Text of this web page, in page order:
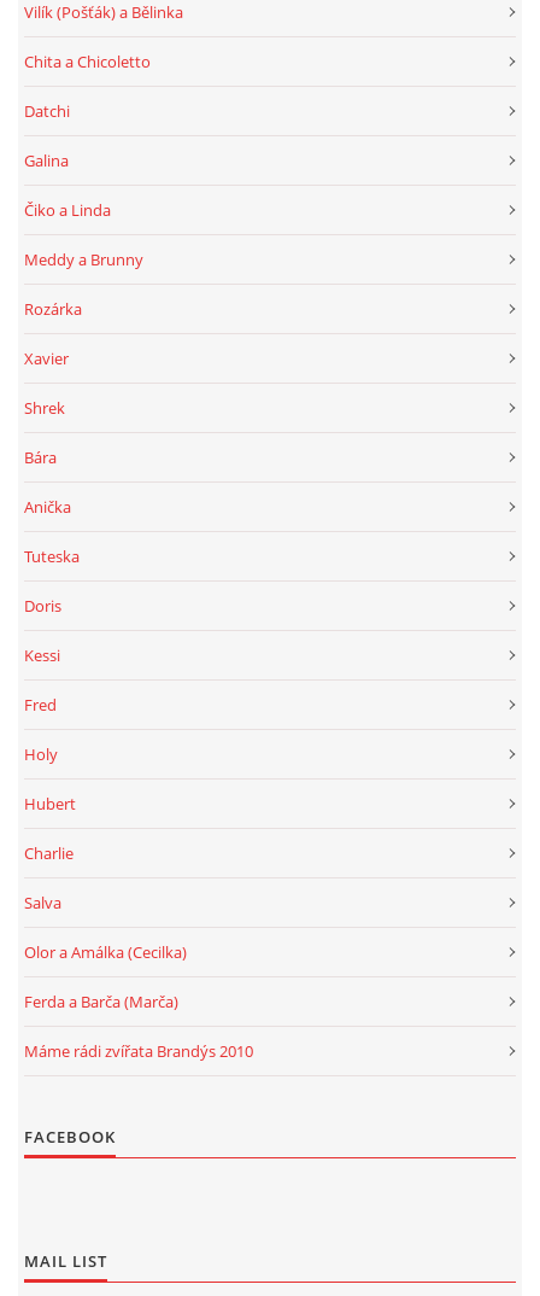
Vilík (Pošťák) a Bělinka
Chita a Chicoletto
Datchi
Galina
Čiko a Linda
Meddy a Brunny
Rozárka
Xavier
Shrek
Bára
Anička
Tuteska
Doris
Kessi
Fred
Holy
Hubert
Charlie
Salva
Olor a Amálka (Cecilka)
Ferda a Barča (Marča)
Máme rádi zvířata Brandýs 2010
FACEBOOK
MAIL LIST